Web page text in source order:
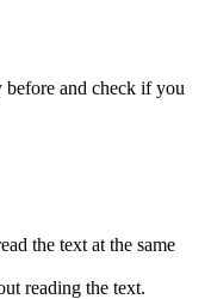
before and check if you
the text at the same
reading the text.